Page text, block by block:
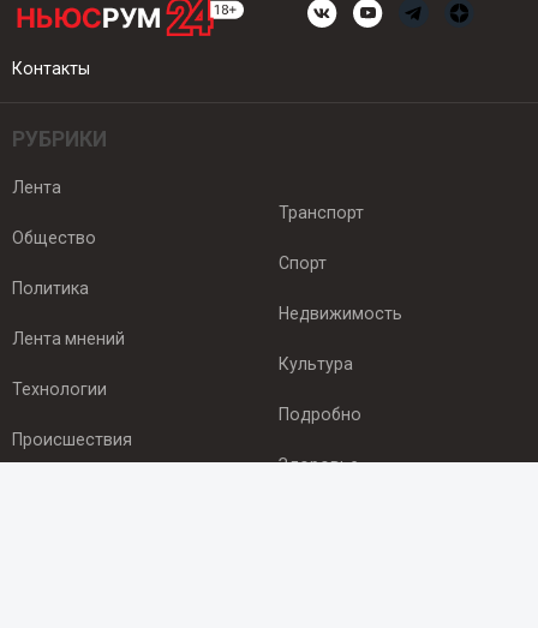
Контакты
РУБРИКИ
Лента
Общество
Политика
Лента мнений
Технологии
Происшествия
Транспорт
Спорт
Недвижимость
Культура
Подробно
Здоровье